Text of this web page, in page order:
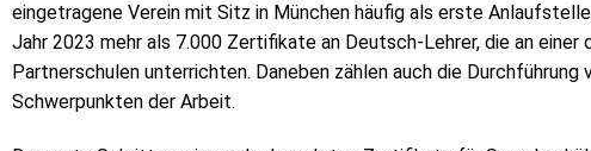
eingetragene Verein mit Sitz in München häufig als erste
Jahr 2023 mehr als 7.000 Zertifikate an Deutsch-Lehrer, die an
Partnerschulen unterrichten. Daneben zählen auch die
Schwerpunkten der Arbeit.